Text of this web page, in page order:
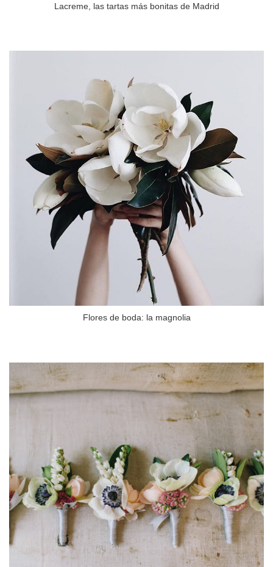
Lacreme, las tartas más bonitas de Madrid
Flores de boda: la magnolia